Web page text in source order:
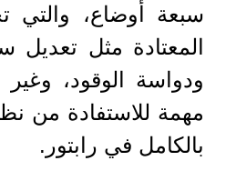
سبعة أوضاع، والتي
المعتادة مثل تعديل
ودواسة الوقود،
مهمة للاستفادة من
بالكامل في رابتور.